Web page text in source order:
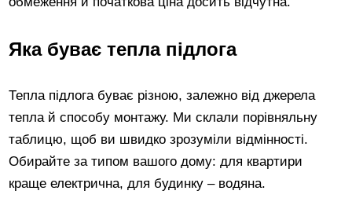
Яка буває тепла підлога
Тепла підлога буває різною, залежно від джерела
тепла й способу монтажу. Ми склали порівняльну
таблицю, щоб ви швидко зрозуміли відмінності.
Обирайте за типом вашого дому: для квартири
краще електрична, для будинку – водяна.